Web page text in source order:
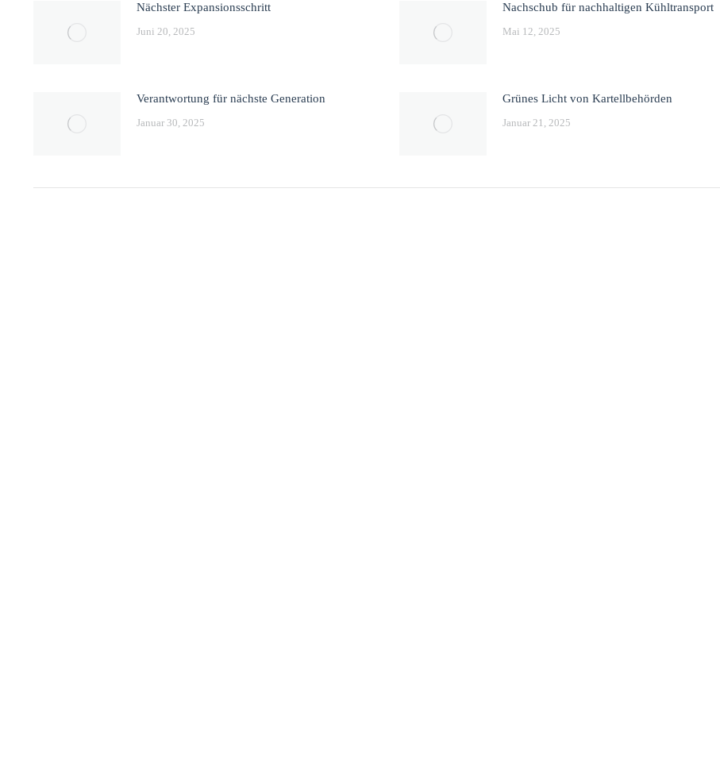
Nächster Expansionsschritt
Juni 20, 2025
Nachschub für nachhaltigen Kühltransport
Mai 12, 2025
Verantwortung für nächste Generation
Januar 30, 2025
Grünes Licht von Kartellbehörden
Januar 21, 2025